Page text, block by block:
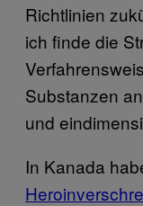
Richtlinien
ich finde die
Substanzen
und
In Kanada